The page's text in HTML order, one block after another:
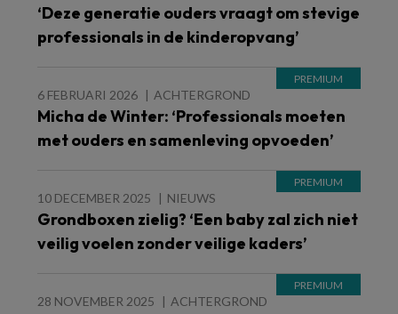
‘Deze generatie ouders vraagt om stevige
professionals in de kinderopvang’
6 FEBRUARI 2026 ACHTERGROND
Micha de Winter: ‘Professionals moeten
met ouders en samenleving opvoeden’
10 DECEMBER 2025 NIEUWS
Grondboxen zielig? ‘Een baby zal zich niet
veilig voelen zonder veilige kaders’
28 NOVEMBER 2025 ACHTERGROND